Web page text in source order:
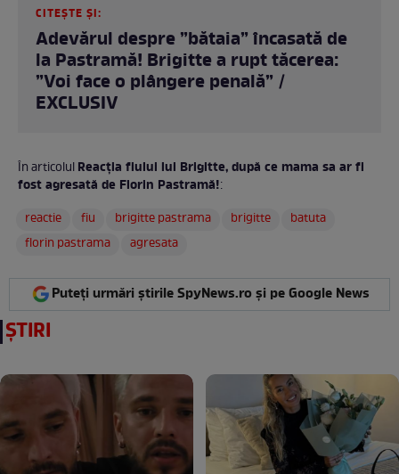
CITEȘTE ȘI:
Adevărul despre ”bătaia” încasată de
la Pastramă! Brigitte a rupt tăcerea:
”Voi face o plângere penală” /
EXCLUSIV
În articolulReacția fiului lui Brigitte, după ce mama sa ar fi
fost agresată de Florin Pastramă!:
reactie
fiu brigitte pastrama brigitte
batuta
florin pastrama
agresata
Puteți urmări știrile SpyNews.ro și pe Google News
ȘTIRI